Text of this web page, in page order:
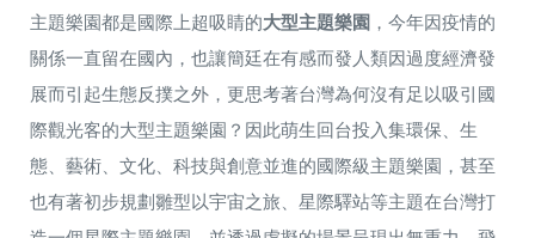
主題樂園都是國際上超吸睛的大型主題樂園 ，今年因疫情的
關係一直留在國內，也讓簡廷在有感而發人類因過度經濟發
展而引起生態反撲之外，更思考著台灣為何沒有足以吸引國
際觀光客的大型主題樂園？因此萌生回台投入集環保、生
態、藝術、文化、科技與創意並進的國際級主題樂園，甚至
也有著初步規劃雛型以宇宙之旅、星際驛站等主題在台灣打